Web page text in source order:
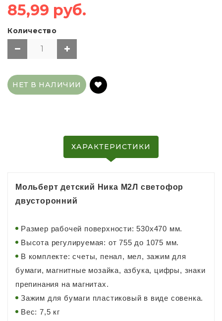
85,99 руб.
Количество
НЕТ В НАЛИЧИИ
ХАРАКТЕРИСТИКИ
Мольберт детский Ника М2Л светофор
двусторонний
Размер рабочей поверхности: 530х470 мм.
Высота регулируемая: от 755 до 1075 мм.
В комплекте: счеты, пенал, мел, зажим для
бумаги, магнитные мозайка, азбука, цифры, знаки
препинания на магнитах.
Зажим для бумаги пластиковый в виде совенка.
Вес: 7,5 кг